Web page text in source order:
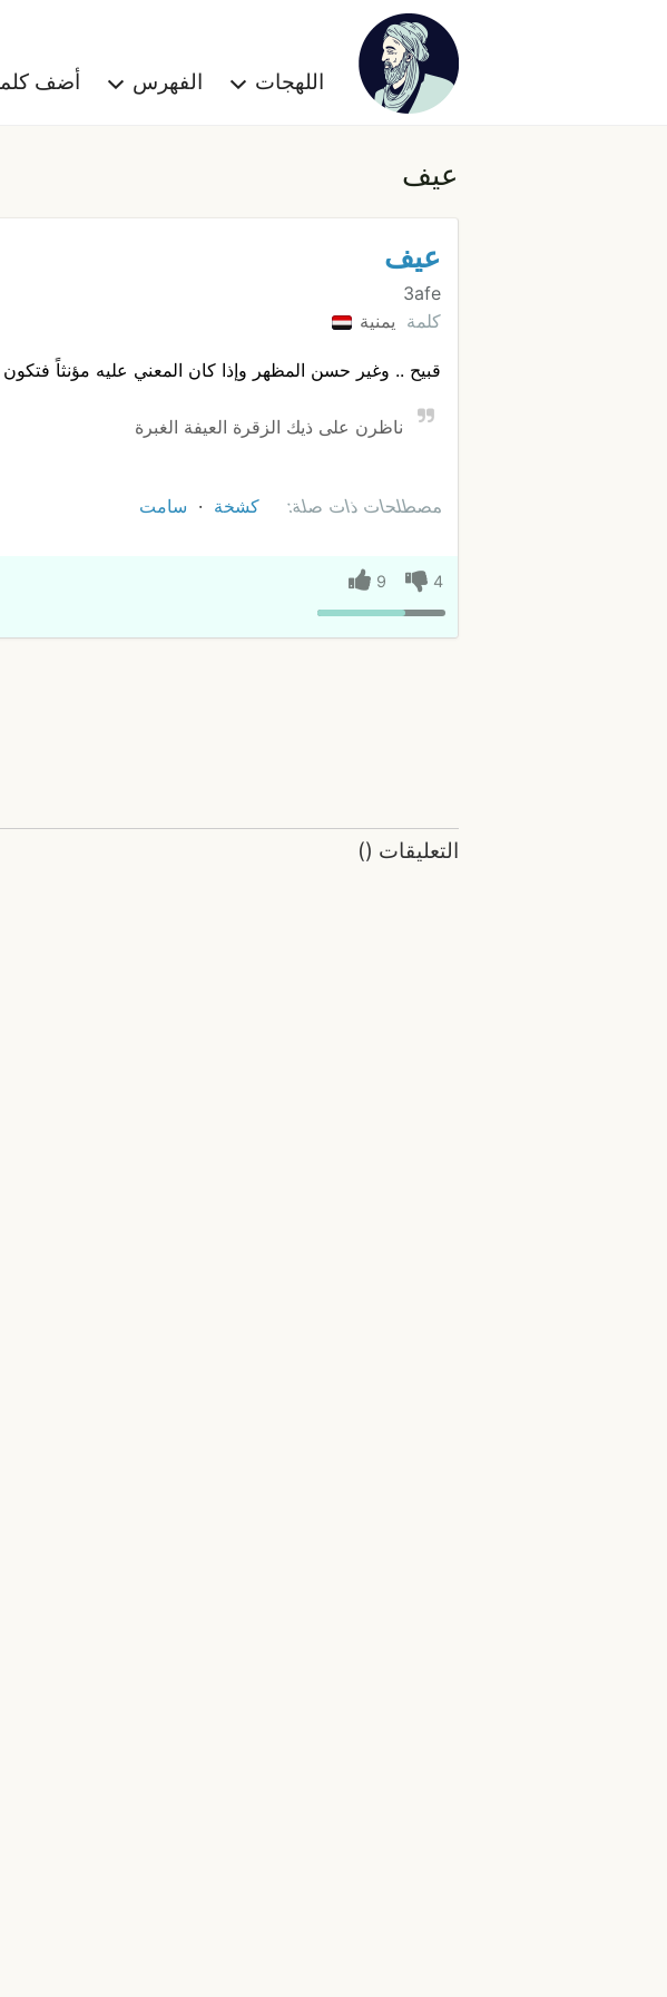
اللهجات الفهرس أضف
عيف
عيف
3afe
كلمة يمنية
قبيح .. وغير حسن المظهر وإذا كان المعني عليه مؤنثاً
ناظرن على ذيك الزقرة العيفة الغبرة
مصطلحات ذات صلة: كشخة سامت
4
9
التعليقات (
)